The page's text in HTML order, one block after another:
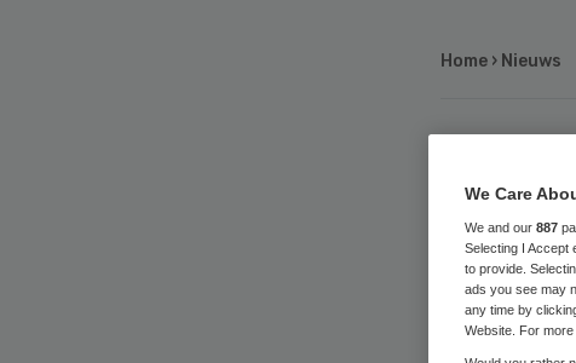
Home › Nieuws
We Care
We and our 887
Selecting I Accept
to provide.
ads you see may
any time by
Website. For